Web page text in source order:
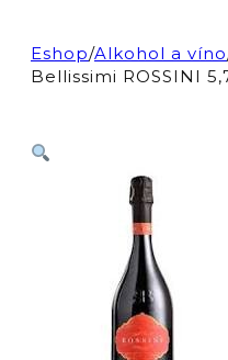
Eshop/Alkohol a víno
Bellissimi ROSSINI